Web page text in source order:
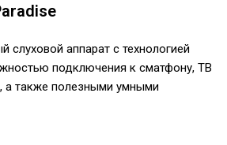
аппарат с технологией
подключения к сматфону, ТВ
а также полезными умными